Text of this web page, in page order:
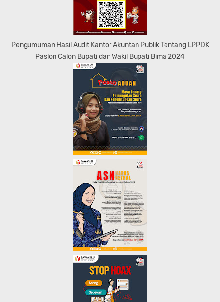
Pengumuman Hasil Audit Kantor Akuntan Publik Tentang LPPDK
Paslon Calon Bupati dan Wakil Bupati Bima 2024